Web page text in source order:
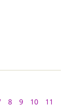
8 9 10 11